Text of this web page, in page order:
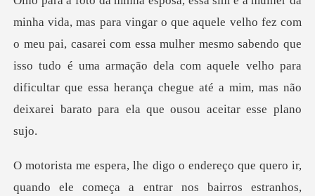
om
o meu pai, casarei com essa mulher mesmo sabendo que
isso tudo é uma armação dela com aquele velho para
di
os estranhos,